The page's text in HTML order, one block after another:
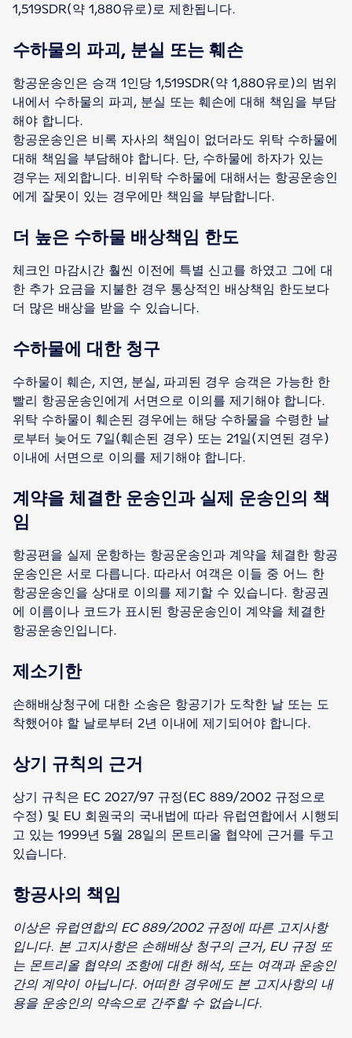
1,519SDR(약 1,880유로)로 제한됩니다.
수하물의 파괴, 분실 또는 훼손
항공운송인은 승객 1인당 1,519SDR(약 1,880유로)의 범위
내에서 수하물의 파괴, 분실 또는 훼손에 대해 책임을 부담
해야 합니다.
항공운송인은 비록 자사의 책임이 없더라도 위탁 수하물에
대해 책임을 부담해야 합니다. 단, 수하물에 하자가 있는
경우는 제외합니다. 비위탁 수하물에 대해서는 항공운송인
에게 잘못이 있는 경우에만 책임을 부담합니다.
더 높은 수하물 배상책임 한도
체크인 마감시간 훨씬 이전에 특별 신고를 하였고 그에 대
한 추가 요금을 지불한 경우 통상적인 배상책임 한도보다
더 많은 배상을 받을 수 있습니다.
수하물에 대한 청구
수하물이 훼손, 지연, 분실, 파괴된 경우 승객은 가능한 한
빨리 항공운송인에게 서면으로 이의를 제기해야 합니다.
위탁 수하물이 훼손된 경우에는 해당 수하물을 수령한 날
로부터 늦어도 7일(훼손된 경우) 또는 21일(지연된 경우)
이내에 서면으로 이의를 제기해야 합니다.
계약을 체결한 운송인과 실제 운송인의 책
임
항공편을 실제 운항하는 항공운송인과 계약을 체결한 항공
운송인은 서로 다릅니다. 따라서 여객은 이들 중 어느 한
항공운송인을 상대로 이의를 제기할 수 있습니다. 항공권
에 이름이나 코드가 표시된 항공운송인이 계약을 체결한
항공운송인입니다.
제소기한
손해배상청구에 대한 소송은 항공기가 도착한 날 또는 도
착했어야 할 날로부터 2년 이내에 제기되어야 합니다.
상기 규칙의 근거
상기 규칙은 EC 2027/97 규정(EC 889/2002 규정으로
수정) 및 EU 회원국의 국내법에 따라 유럽연합에서 시행되
고 있는 1999년 5월 28일의 몬트리올 협약에 근거를 두고
있습니다.
항공사의 책임
이상은 유럽연합의 EC 889/2002 규정에 따른 고지사항
입니다. 본 고지사항은 손해배상 청구의 근거, EU 규정 또
는 몬트리올 협약의 조항에 대한 해석, 또는 여객과 운송인
간의 계약이 아닙니다. 어떠한 경우에도 본 고지사항의 내
용을 운송인의 약속으로 간주할 수 없습니다.